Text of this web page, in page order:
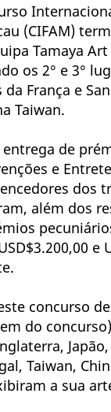
(CIFAM)
Tamaya
os 2° e 3°
França e
Taiwan.
de
e
dos
além dos
e
concurso
do
Taiwan,
a sua